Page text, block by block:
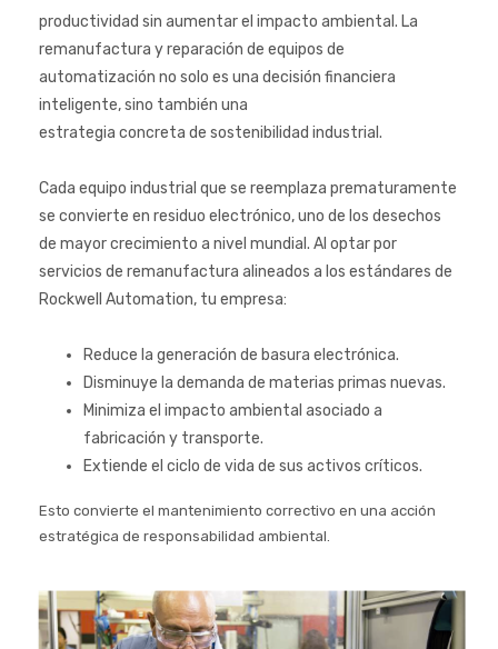
productividad sin aumentar el impacto ambiental. La
remanufactura y reparación de equipos de
automatización no solo es una decisión financiera
inteligente, sino también una
estrategia concreta de sostenibilidad industrial.
Cada equipo industrial que se reemplaza prematuramente
se convierte en residuo electrónico, uno de los desechos
de mayor crecimiento a nivel mundial. Al optar por
servicios de remanufactura alineados a los estándares de
Rockwell Automation, tu empresa:
Reduce la generación de basura electrónica.
Disminuye la demanda de materias primas nuevas.
Minimiza el impacto ambiental asociado a
fabricación y transporte.
Extiende el ciclo de vida de sus activos críticos.
Esto convierte el mantenimiento correctivo en una acción
estratégica de responsabilidad ambiental.